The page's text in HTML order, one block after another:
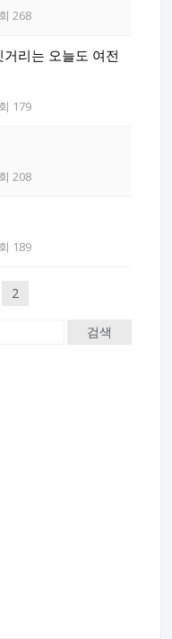
268
리는 오늘도 여전
179
208
189
2
검색